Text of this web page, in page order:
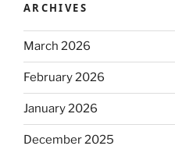
ARCHIVES
March 2026
February 2026
January 2026
December 2025